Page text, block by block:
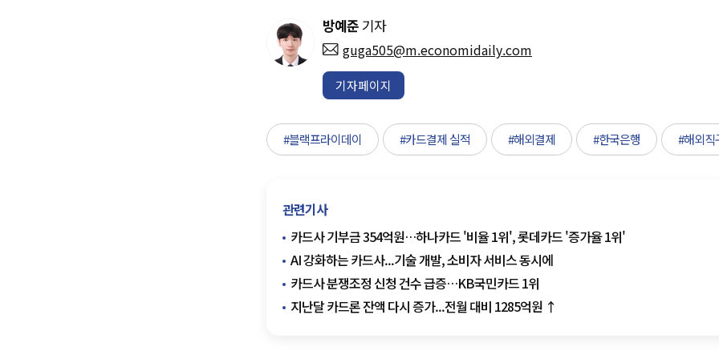
방예준 기자
guga505@m.economidaily.com
기자페이지
#블랙프라이데이 #카드결제 실적 #해외결제 #한국은행 #해외직
관련기사
카드사 기부금 354억원…하나카드 '비율 1위', 롯데카드 '증가율 1위'
AI 강화하는 카드사...기술 개발, 소비자 서비스 동시에
카드사 분쟁조정 신청 건수 급증…KB국민카드 1위
지난달 카드론 잔액 다시 증가...전월 대비 1285억원 ↑